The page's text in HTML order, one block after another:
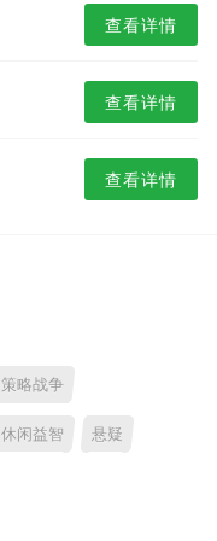
查看详情
查看详情
查看详情
策略战争
休闲益智 悬疑